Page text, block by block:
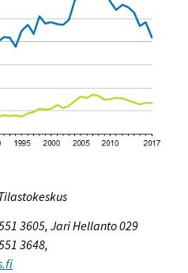
3605, Jari Hellanto 029
3648,